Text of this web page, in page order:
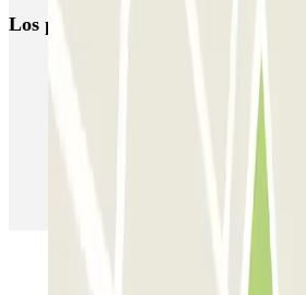
Los parkings
Parking en Barcelona
Parking en Aeropuerto Barcelona
Parking en Aeropuerto Madrid Barajas
Parking en Sants - Estación de Barcelona